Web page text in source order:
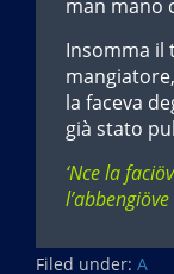
man mano
Insomma il
la faceva
già stato
‘Nce la
l’abbengiöve
Filed under: A